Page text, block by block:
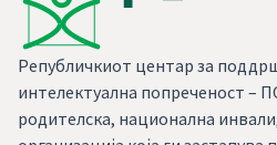
Републичкиот центар за
интелектуална попреченост –
родителска, национална